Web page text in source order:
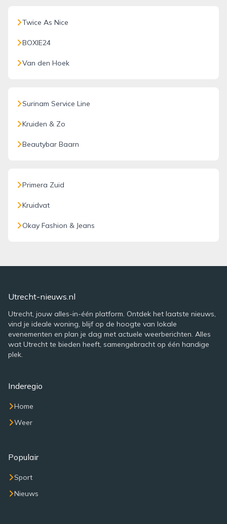
Twice As Nice
BOXIE24
Van den Hoek
Surinam Service Line
Kruiden & Zo
Beautybar Baarn
Primera Zuid
Kruidvat
Okay Fashion & Jeans
Utrecht-nieuws.nl
Utrecht, jouw alles-in-één platform. Ontdek het laatste nieuws,
vind je ideale woning, blijf op de hoogte van lokale
evenementen en plan je dag met actuele weerberichten. Alles
wat Utrecht te bieden heeft, samengebracht op één handige
plek.
Inderegio
Home
Weer
Populair
Sport
Nieuws